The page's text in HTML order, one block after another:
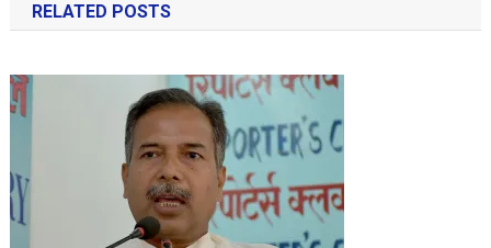
RELATED POSTS